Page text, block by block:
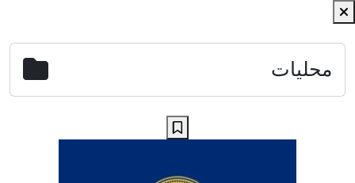
محليات